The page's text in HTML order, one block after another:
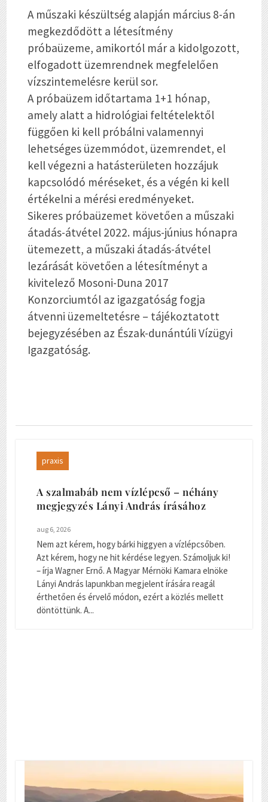
A műszaki készültség alapján március 8-án
megkezdődött a létesítmény
próbaüzeme, amikortól már a kidolgozott,
elfogadott üzemrendnek megfelelően
vízszintemelésre kerül sor.
A próbaüzem időtartama 1+1 hónap,
amely alatt a hidrológiai feltételektől
függően ki kell próbálni valamennyi
lehetséges üzemmódot, üzemrendet, el
kell végezni a hatásterületen hozzájuk
kapcsolódó méréseket, és a végén ki kell
értékelni a mérési eredményeket.
Sikeres próbaüzemet követően a műszaki
átadás-átvétel 2022. május-június hónapra
ütemezett, a műszaki átadás-átvétel
lezárását követően a létesítményt a
kivitelező Mosoni-Duna 2017
Konzorciumtól az igazgatóság fogja
átvenni üzemeltetésre – tájékoztatott
bejegyzésében az Észak-dunántúli Vízügyi
Igazgatóság.
praxis
A szalmabáb nem vízlépcső – néhány
megjegyzés Lányi András írásához
aug 6, 2026
Nem azt kérem, hogy bárki higgyen a vízlépcsőben.
Azt kérem, hogy ne hit kérdése legyen. Számoljuk ki!
– írja Wagner Ernő. A Magyar Mérnöki Kamara elnöke
Lányi András lapunkban megjelent írására reagál
érthetően és érvelő módon, ezért a közlés mellett
döntöttünk. A...